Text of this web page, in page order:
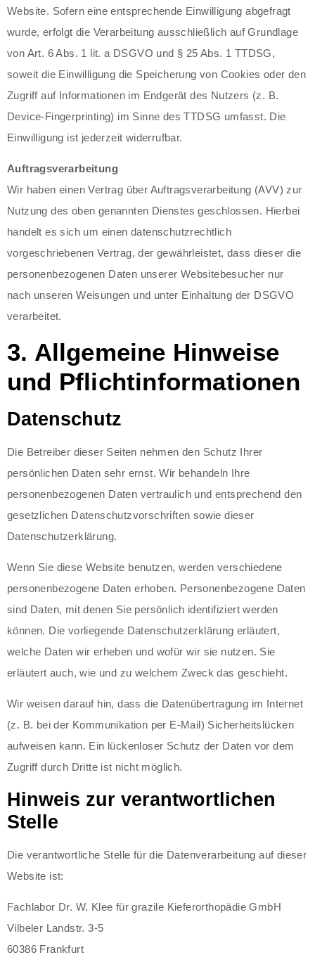
Website. Sofern eine entsprechende Einwilligung abgefragt
wurde, erfolgt die Verarbeitung ausschließlich auf Grundlage
von Art. 6 Abs. 1 lit. a DSGVO und § 25 Abs. 1 TTDSG,
soweit die Einwilligung die Speicherung von Cookies oder den
Zugriff auf Informationen im Endgerät des Nutzers (z. B.
Device-Fingerprinting) im Sinne des TTDSG umfasst. Die
Einwilligung ist jederzeit widerrufbar.
Auftragsverarbeitung
Wir haben einen Vertrag über Auftragsverarbeitung (AVV) zur
Nutzung des oben genannten Dienstes geschlossen. Hierbei
handelt es sich um einen datenschutzrechtlich
vorgeschriebenen Vertrag, der gewährleistet, dass dieser die
personenbezogenen Daten unserer Websitebesucher nur
nach unseren Weisungen und unter Einhaltung der DSGVO
verarbeitet.
3. Allgemeine Hinweise
und Pflichtinformationen
Datenschutz
Die Betreiber dieser Seiten nehmen den Schutz Ihrer
persönlichen Daten sehr ernst. Wir behandeln Ihre
personenbezogenen Daten vertraulich und entsprechend den
gesetzlichen Datenschutzvorschriften sowie dieser
Datenschutzerklärung.
Wenn Sie diese Website benutzen, werden verschiedene
personenbezogene Daten erhoben. Personenbezogene Daten
sind Daten, mit denen Sie persönlich identifiziert werden
können. Die vorliegende Datenschutzerklärung erläutert,
welche Daten wir erheben und wofür wir sie nutzen. Sie
erläutert auch, wie und zu welchem Zweck das geschieht.
Wir weisen darauf hin, dass die Datenübertragung im Internet
(z. B. bei der Kommunikation per E-Mail) Sicherheitslücken
aufweisen kann. Ein lückenloser Schutz der Daten vor dem
Zugriff durch Dritte ist nicht möglich.
Hinweis zur verantwortlichen
Stelle
Die verantwortliche Stelle für die Datenverarbeitung auf dieser
Website ist:
Fachlabor Dr. W. Klee für grazile Kieferorthopädie GmbH
Vilbeler Landstr. 3-5
60386 Frankfurt